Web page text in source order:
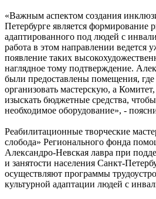
«Важным аспектом создания
Петербурге является формирование
адаптированного под людей с
работа в этом направлении ведется
появление таких
наглядное тому подтверждение.
были предоставлены помещения,
организовать мастерскую, а
изыскать бюджетные средства,
необходимое оборудование», -
Реабилитационные творческие
слобода» Регионального фонда
Александро-Невская лавра при
и занятости населения
осуществляют программы
культурной адаптации людей с